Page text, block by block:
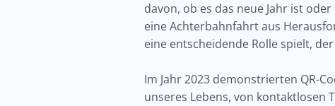
davon, ob es das neue Jahr ist
eine Achterbahnfahrt aus
eine entscheidende Rolle spielt,
Im Jahr 2023 demonstrierten QR-
unseres Lebens, von kontaktlosen